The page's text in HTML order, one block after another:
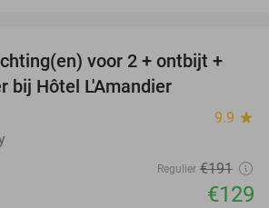
32%
voor 2 + ontbijt +
bij Hôtel L'Amandier
9.9 star
Regulier €191
€129